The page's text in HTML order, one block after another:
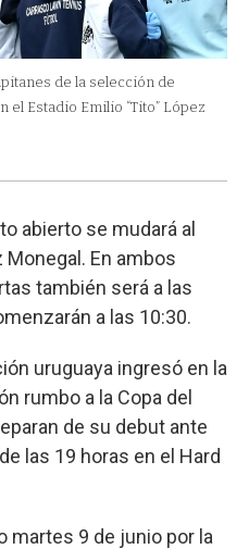
de la selección de
el Estadio Emilio “Tito” López
abierto se mudará al
En ambos
también será a las
a las 10:30.
uruguaya ingresó en la
rumbo a la Copa del
de su debut ante
las 19 horas en el Hard
martes 9 de junio por la